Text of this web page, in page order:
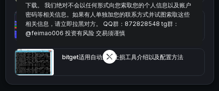
Multi-indicator Resonance 多指标共振趋势自动交
易系统（持续更新）
bitget适用自动止盈止损工具介绍以及配置方法
下载。 我们绝对不会以任何形式向您索取您的个人信息以及账户
密码等相关信息。如果有人单独加您的联系方式并试图索取这些
相关信息，请立即拉黑对方。 QQ群：872828548 tg群：
@feimao006 投资有风险 交易须谨慎